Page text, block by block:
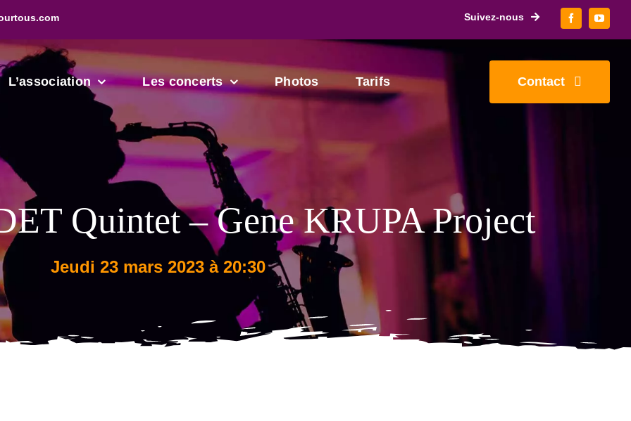
Suivez-nous
L’association Les concerts Photos Tarifs Contact
Quintet – Gene KRUPA Project
jeudi 23 mars 2023 à 20:30